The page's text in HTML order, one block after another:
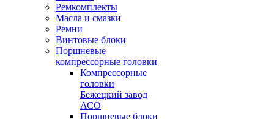
Ремкомплекты
Масла и смазки
Ремни
Винтовые блоки
Поршневые
компрессорные головки
Компрессорные
головки
Бежецкий завод
АСО
Поршневые блоки